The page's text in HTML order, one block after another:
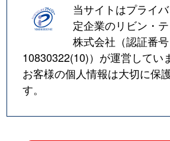
当サイトはプライ
定企業のリビン・
株式会社（認証番号
10830322(10)）が運営してい
お客様の個人情報は大切に保
す。